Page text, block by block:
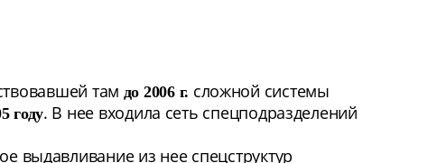
там до 2006 г. сложной системы
году. В нее входила сеть спецподразделений
выдавливание из нее спецструктур